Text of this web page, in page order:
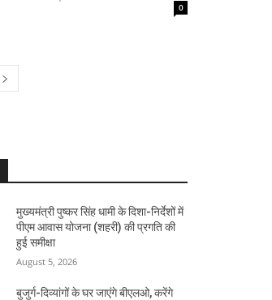
0
मुख्यमंत्री पुष्कर सिंह धामी के दिशा-निर्देशों में
पीएम आवास योजना (शहरी) की प्रगति की
हुई समीक्षा
August 5, 2026
बुजुर्ग-दिव्यांगों के घर जाएंगे बीएलओ, करेंगे